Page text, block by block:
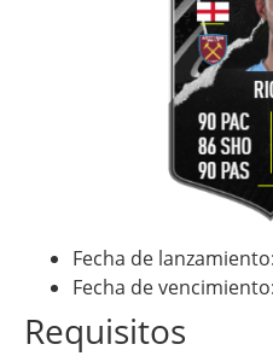
Fecha de
Fecha de
Requisitos